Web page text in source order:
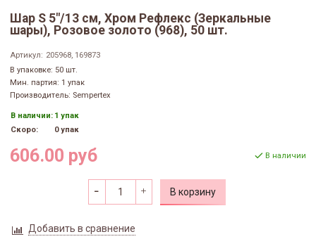
Шар S 5"/13 см, Хром Рефлекс (Зеркальные
шары), Розовое золото (968), 50 шт.
Артикул: 205968, 169873
В упаковке: 50 шт.
Мин. партия: 1 упак
Производитель: Sempertex
В наличии: 1 упак
Скоро:
0 упак
606.00 руб В наличии
В корзину
Добавить в сравнение